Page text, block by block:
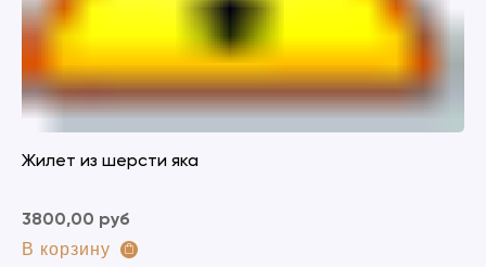
Жилет из шерсти яка
3800,00 руб